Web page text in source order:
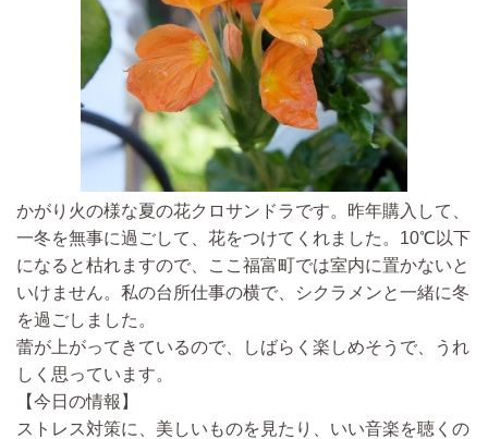
かがり火の様な夏の花クロサンドラです。昨年購入して、
一冬を無事に過ごして、花をつけてくれました。10℃以下
になると枯れますので、ここ福富町では室内に置かないと
いけません。私の台所仕事の横で、シクラメンと一緒に冬
を過ごしました。
蕾が上がってきているので、しばらく楽しめそうで、うれ
しく思っています。
【今日の情報】
ストレス対策に、美しいものを見たり、いい音楽を聴くの